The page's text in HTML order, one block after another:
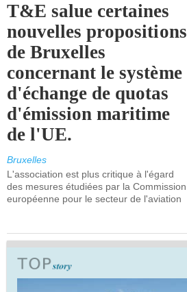
T&E salue certaines
nouvelles propositions
de Bruxelles
concernant le système
d'échange de quotas
d'émission maritime
de l'UE.
Bruxelles
L'association est plus critique à l'égard
des mesures étudiées par la Commission
européenne pour le secteur de l'aviation